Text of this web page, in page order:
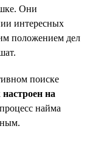
Они
интересных
положением дел
поиске
настроен на
найма